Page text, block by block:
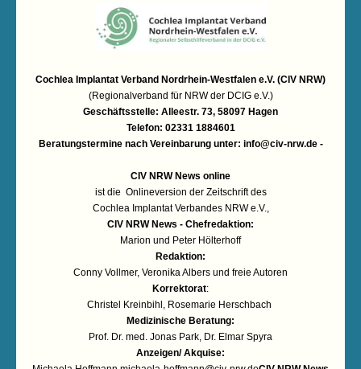
Cochlea Implantat Verband Nordrhein-Westfalen e.V. (CIV NRW)
(Regionalverband für NRW der DCIG e.V.)
Geschäftsstelle: Alleestr. 73, 58097 Hagen
Telefon: 02331 1884601
Beratungstermine nach Vereinbarung unter: info@civ-nrw.de-
CIV NRW News online
ist die Onlineversion der Zeitschrift des
Cochlea Implantat Verbandes NRW e.V.,
CIV NRW News - Chefredaktion:
Marion und Peter Hölterhoff
Redaktion:
Conny Vollmer, Veronika Albers und freie Autoren
Korrektorat:
Christel Kreinbihl, Rosemarie Herschbach
Medizinische Beratung:
Prof. Dr. med. Jonas Park, Dr. Elmar Spyra
Anzeigen/ Akquise: